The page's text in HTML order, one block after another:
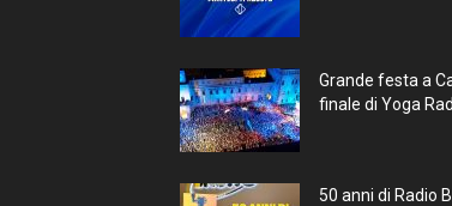
Grande festa a
finale di Yoga
50 anni di Radio